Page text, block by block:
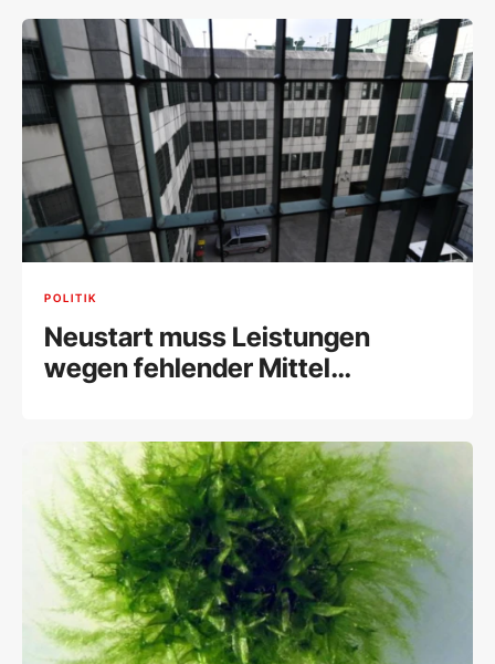
POLITIK
Neustart muss Leistungen
wegen fehlender Mittel